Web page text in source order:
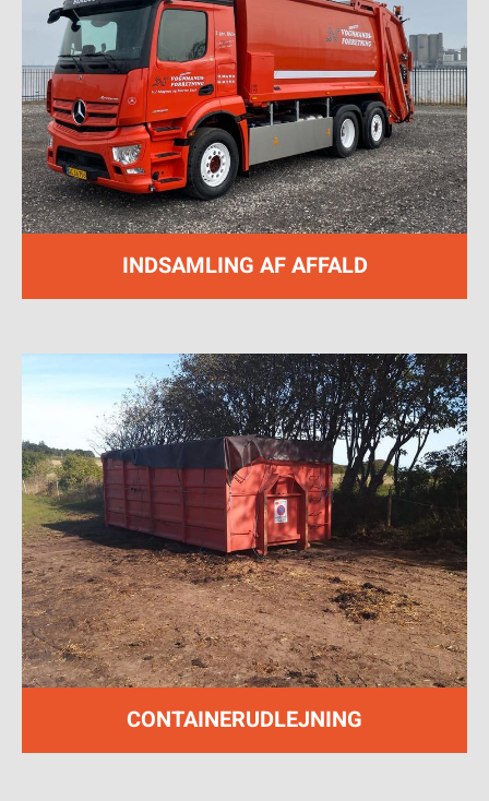
INDSAMLING AF AFFALD
CONTAINERUDLEJNING